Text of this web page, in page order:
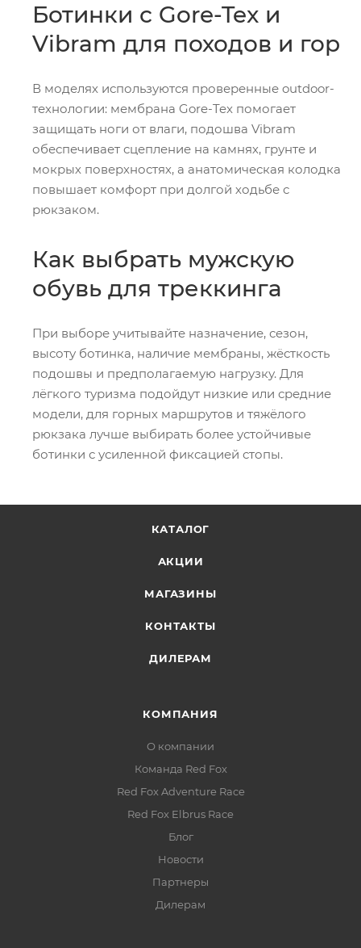
Ботинки с Gore-Tex и
Vibram для походов и гор
В моделях используются проверенные outdoor-
технологии: мембрана Gore-Tex помогает
защищать ноги от влаги, подошва Vibram
обеспечивает сцепление на камнях, грунте и
мокрых поверхностях, а анатомическая колодка
повышает комфорт при долгой ходьбе с
рюкзаком.
Как выбрать мужскую
обувь для треккинга
При выборе учитывайте назначение, сезон,
высоту ботинка, наличие мембраны, жёсткость
подошвы и предполагаемую нагрузку. Для
лёгкого туризма подойдут низкие или средние
модели, для горных маршрутов и тяжёлого
рюкзака лучше выбирать более устойчивые
ботинки с усиленной фиксацией стопы.
КАТАЛОГ
АКЦИИ
МАГАЗИНЫ
КОНТАКТЫ
ДИЛЕРАМ
КОМПАНИЯ
О компании
Команда Red Fox
Red Fox Adventure Race
Red Fox Elbrus Race
Блог
Новости
Партнеры
Дилерам